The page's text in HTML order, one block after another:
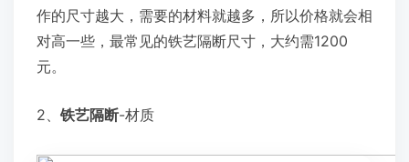
作的尺寸越大，需要的材料就越多，所以价格就会相
对高一些，最常见的铁艺隔断尺寸，大约需1200
元。
2、 铁艺隔断-材质